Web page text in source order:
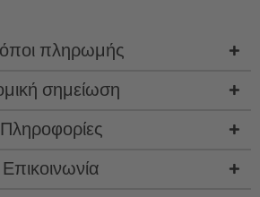
πληρωμής
σημείωση
Πληροφορίες
Επικοινωνία